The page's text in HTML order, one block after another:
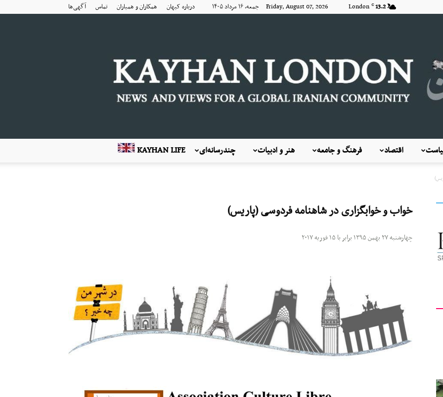
13.2
C
London Friday, August 07, 2026 جمعه, ۱۶ مرداد ۱۴۰۵ درباره کیهان همکاران و همیاران تماس آگهی‌ها
کیهان
لندن
KAYHAN LIFE چندرسانه‌ای هنر و ادبیات فرهنگ و جامعه اقتصاد
خواب و خوابگزاری در شاهنامه فردوسی (پاریس)
چهارشنبه ۲۷ بهمن ۱۳۹۵ برابر با ۱۵ فوریه ۲۰۱۷